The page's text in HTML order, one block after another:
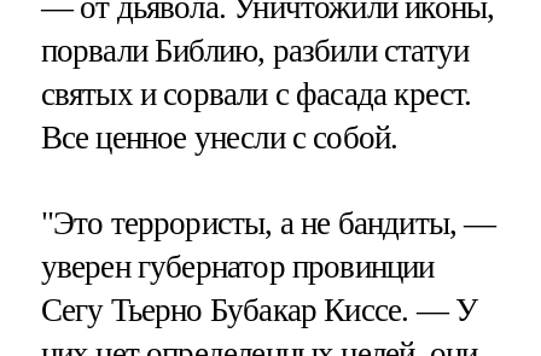
порвали Библию, разбили статуи
святых и сорвали с фасада крест.
Все ценное унесли с собой.
"Это террористы, а не бандиты, —
уверен губернатор провинции
Сегу Тьерно Бубакар Киссе. — У